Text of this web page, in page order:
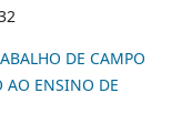
DE CAMPO
AO ENSINO DE